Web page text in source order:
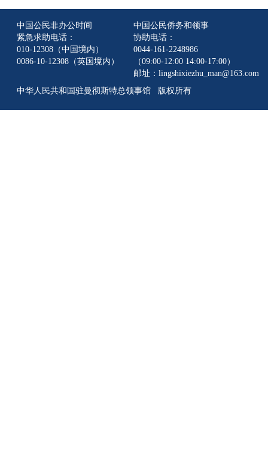
中国公民非办公时间
紧急求助电话：
010-12308（中国境内）
0086-10-12308（英国境内）
中国公民侨务和领事
协助电话：
0044-161-2248986
（09:00-12:00 14:00-17:00）
邮址：lingshixiezhu_man@163.com
中华人民共和国驻曼彻斯特总领事馆 版权所有